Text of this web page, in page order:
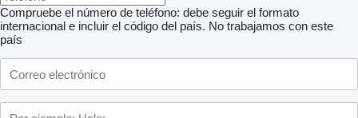
Compruebe el número de teléfono: debe seguir el formato
internacional e incluir el código del país. No trabajamos con este
país